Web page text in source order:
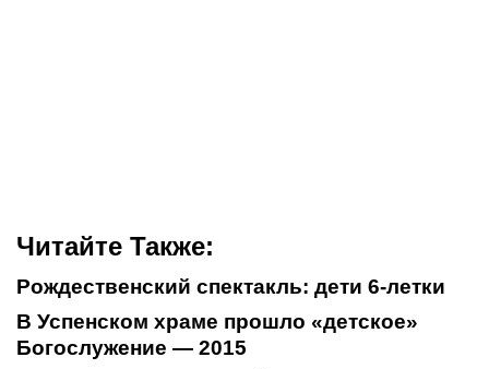
Читайте Также:
Рождественский спектакль: дети 6-летки
В Успенском храме прошло «детское»
Богослужение — 2015